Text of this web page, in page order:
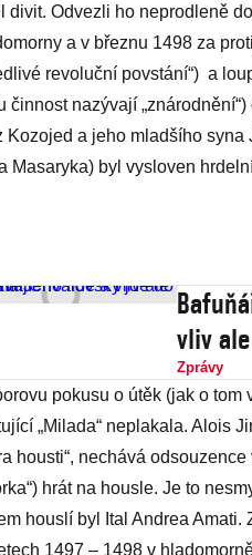
divit. Odvezli ho neprodleně
a v březnu 1498 za
revoluční povstání“) a
činnost nazývají
Kozojed a jeho mladšího syna
Masaryka) byl vysloven
vliv
Zprávy
pokusu o útěk (jak o
„Milada“ neplakala. Alois
housti“, nechává
hrát na housle. Je to
houslí byl Ital Andrea Amati.
1497 – 1498 v